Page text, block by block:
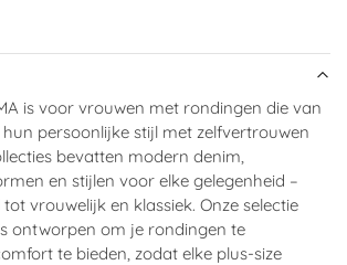
is voor vrouwen met rondingen die van
persoonlijke stijl met zelfvertrouwen
bevatten modern denim,
en stijlen voor elke gelegenheid –
vrouwelijk en klassiek. Onze selectie
ontworpen om je rondingen te
te bieden, zodat elke plus-size